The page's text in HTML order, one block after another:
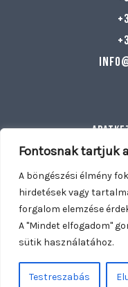
Fontosnak tartjuk
A böngészési élmény
hirdetések vagy
forgalom elemzése
A "Mindet elfogadom"
sütik használatához.
Testreszabás
Általános
Copyright © 2026
Vasárnap 11:00 –